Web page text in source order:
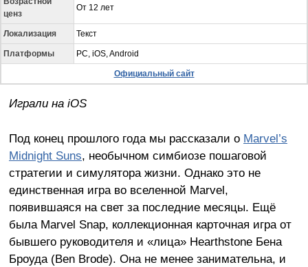
ценз
От 12 лет
Локализация Текст
Платформы PC, iOS, Android
Официальный сайт
Играли на iOS
Под конец прошлого года мы рассказали о Marvel’s
Midnight Suns, необычном симбиозе пошаговой
стратегии и симулятора жизни. Однако это не
единственная игра во вселенной Marvel,
появившаяся на свет за последние месяцы. Ещё
была Marvel Snap, коллекционная карточная игра от
бывшего руководителя и «лица» Hearthstone Бена
Броуда (Ben Brode). Она не менее занимательна, и